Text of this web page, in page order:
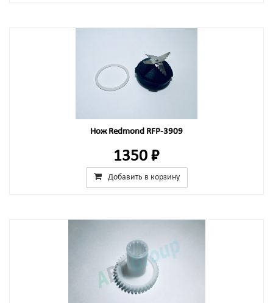
Нож Redmond RFP-3909
1350 ₽
Добавить в корзину